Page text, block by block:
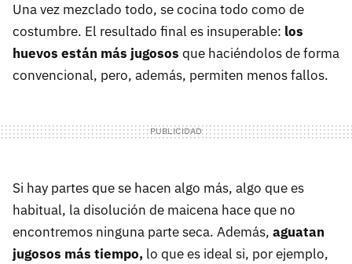
Una vez mezclado todo, se cocina todo como de
costumbre. El resultado final es insuperable: los
huevos están más jugosos que haciéndolos de forma
convencional, pero, además, permiten menos fallos.
Si hay partes que se hacen algo más, algo que es
habitual, la disolución de maicena hace que no
encontremos ninguna parte seca. Además, aguatan
jugosos más tiempo, lo que es ideal si, por ejemplo,